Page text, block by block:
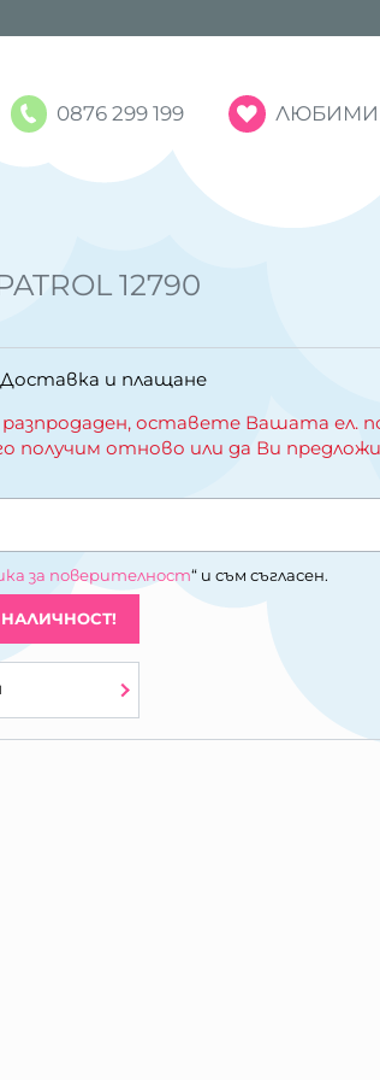
0876 299 199 ЛЮБИМИ
12790
Доставка и плащане
оставете Вашата ел.
получим отново или да Ви
за поверителност“ и съм съгласен.